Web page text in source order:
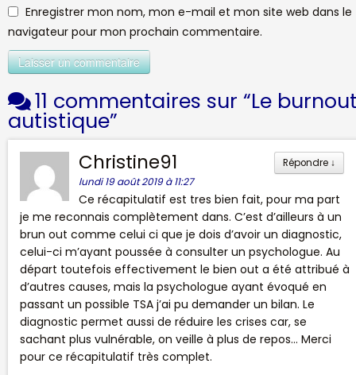
Enregistrer mon nom, mon e-mail et mon site web dans le
navigateur pour mon prochain commentaire.
11 commentaires sur “Le
autistique”
Répondre ↓
Christine91
lundi 19 août 2019 à 11:27
Ce récapitulatif est tres bien fait, pour ma part
je me reconnais complètement dans. C’est d’ailleurs à un
brun out comme celui ci que je dois d’avoir un diagnostic,
celui-ci m’ayant poussée à consulter un psychologue. Au
départ toutefois effectivement le bien out a été attribué à
d’autres causes, mais la psychologue ayant évoqué en
passant un possible TSA j’ai pu demander un bilan. Le
diagnostic permet aussi de réduire les crises car, se
sachant plus vulnérable, on veille à plus de repos… Merci
pour ce récapitulatif très complet.